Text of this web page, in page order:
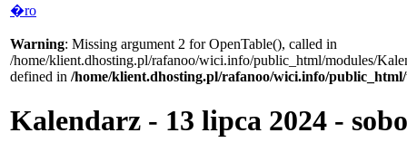
�ro
Warning: Missing argument 2 for OpenTable(), called in
/home/klient.dhosting.pl/rafanoo/wici.info/public_html/modules/
defined in /home/klient.dhosting.pl/rafanoo/wici.info/
Kalendarz - 13 lipca 2024 -